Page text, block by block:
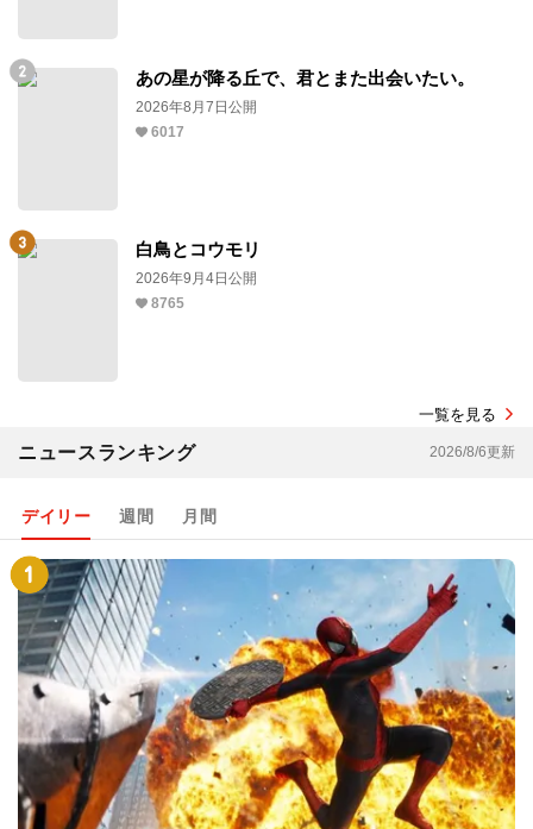
あの星が降る丘で、君とまた出会いたい。
2026年8月7日公開
6017
白鳥とコウモリ
2026年9月4日公開
8765
一覧を見る
ニュースランキング 2026/8/6更新
デイリー 週間 月間